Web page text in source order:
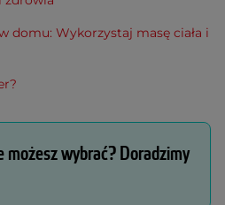
domu: Wykorzystaj masę ciała i
możesz wybrać? Doradzimy